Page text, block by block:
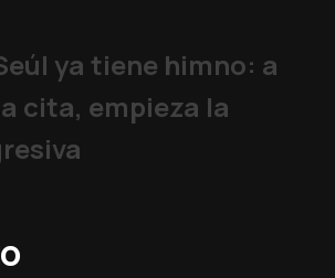
ya tiene himno: a
cita, empieza la